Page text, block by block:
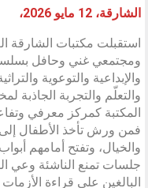
الشارقة، 12 مايو 2026،
استقبلت مكتبات الشارقة
ومجتمعي غني وحافل بسلسلة
والإبداعية والتوعوية
والتعلّم والتجربة الجاذبة
المكتبة كمركز معرفي
فمن ورش تأخذ الأطفال إلى
والخيال، وتفتح أمامهم
جلسات تمنع الناشئة وعي
البالغين على قراءة